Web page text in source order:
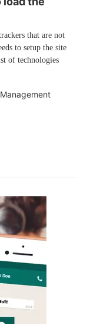
that are not
to setup the site
of technologies